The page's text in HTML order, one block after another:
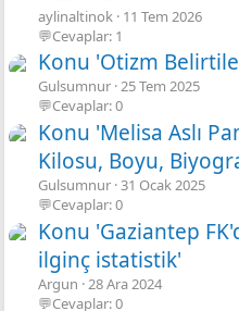
aylinaltinok 11 Tem 2026
💬Cevaplar: 1
Konu 'Otizm
Gulsumnur 25 Tem 2025
💬Cevaplar: 0
Konu 'Melisa Aslı
Kilosu, Boyu,
Gulsumnur 31 Ocak 2025
💬Cevaplar: 0
Konu 'Gaziantep
ilginç istatistik'
Argun 28 Ara 2024
💬Cevaplar: 0